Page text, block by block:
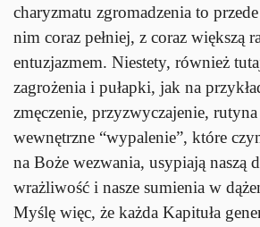
charyzmatu zgromadzenia to
nim coraz pełniej, z coraz większą
entuzjazmem. Niestety, również
zagrożenia i pułapki, jak na
zmęczenie, przyzwyczajenie,
wewnętrzne “wypalenie”, które
na Boże wezwania, usypiają naszą
wrażliwość i nasze sumienia w
Myślę więc, że każda Kapituła